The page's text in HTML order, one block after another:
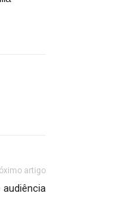
artigo